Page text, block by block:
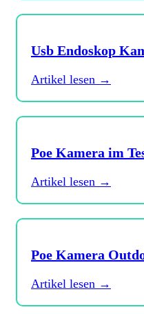
Usb Endoskop
Artikel lesen →
Poe Kamera im
Artikel lesen →
Poe Kamera
Artikel lesen →